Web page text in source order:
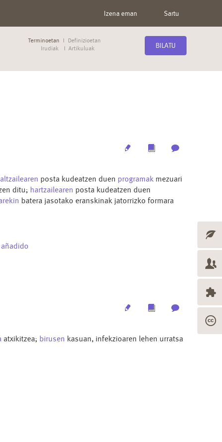
Izena eman Sartu
Terminoetan
Definizioetan
Irudiak
Artikuluak BILATU
MultimediaArchive
posta kudeatzen duen programak mezuari
ditu; hartzailearen posta kudeatzen duen
batera jasotako eranskinak jatorrizko formara
MultimediaArchive
atxikitzea; birusen kasuan, infekzioaren lehen urratsa